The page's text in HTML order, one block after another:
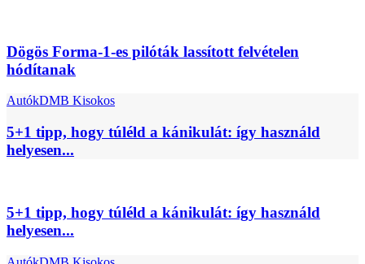
Dögös Forma-1-es pilóták lassított felvételen
hódítanak
AutókDMB Kisokos
5+1 tipp, hogy túléld a kánikulát: így használd
helyesen...
5+1 tipp, hogy túléld a kánikulát: így használd
helyesen...